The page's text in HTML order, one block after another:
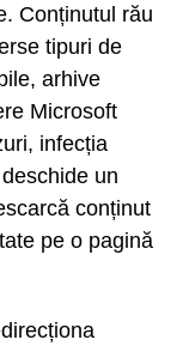
Conținutul rău
tipuri de
arhive
Microsoft
infecția
un
conținut
pe o pagină